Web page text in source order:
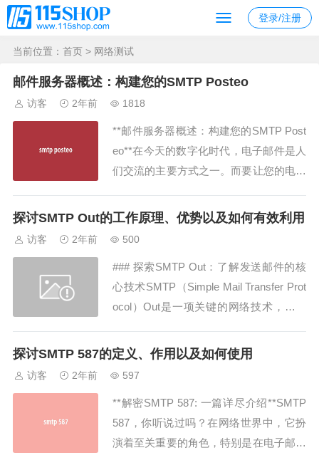
登录/注册
当前位置： 首页 > 网络测试
邮件服务器概述：构建您的SMTP Posteo
访客 2年前 1818
**邮件服务器概述：构建您的SMTP Post
eo**在今天的数字化时代，电子邮件是人
们交流的主要方式之一。而要让您的电子
器是至关重要的。本文将介绍SMTP Post
邮件通信基础设施。**S...
探讨SMTP Out的工作原理、优势以及如何有效利用
访客 2年前 500
### 探索SMTP Out：了解发送邮件的核
心技术SMTP（Simple Mail Transfer Prot
ocol）Out是一项关键的网络技术，负责
人还是企业，发送邮件都是日常生活和工
探讨SMTP 587的定义、作用以及如何使用
访客 2年前 597
**解密SMTP 587: 一篇详尽介绍**SMTP
587，你听说过吗？在网络世界中，它扮
演着至关重要的角色，特别是在电子邮件